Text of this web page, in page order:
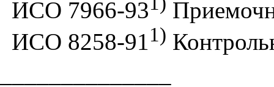
ИСО 7966-93
ИСО 8258-911)